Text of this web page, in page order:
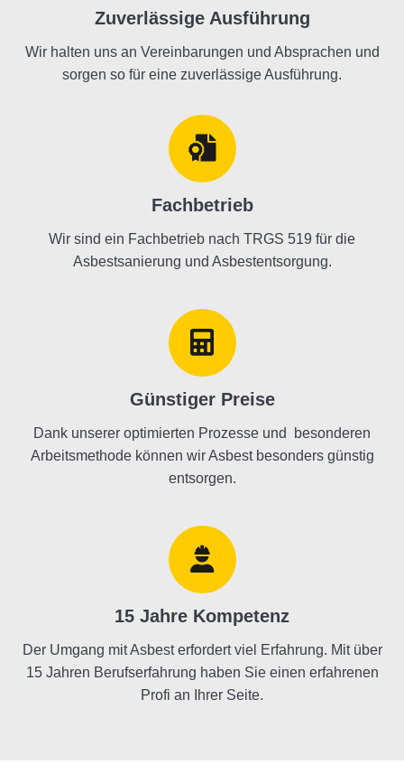
Zuverlässige Ausführung
Wir halten uns an Vereinbarungen und Absprachen und
sorgen so für eine zuverlässige Ausführung.
Fachbetrieb
Wir sind ein Fachbetrieb nach TRGS 519 für die
Asbestsanierung und Asbestentsorgung.
Günstiger Preise
Dank unserer optimierten Prozesse und besonderen
Arbeitsmethode können wir Asbest besonders günstig
entsorgen.
15 Jahre Kompetenz
Der Umgang mit Asbest erfordert viel Erfahrung. Mit über
15 Jahren Berufserfahrung haben Sie einen erfahrenen
Profi an Ihrer Seite.